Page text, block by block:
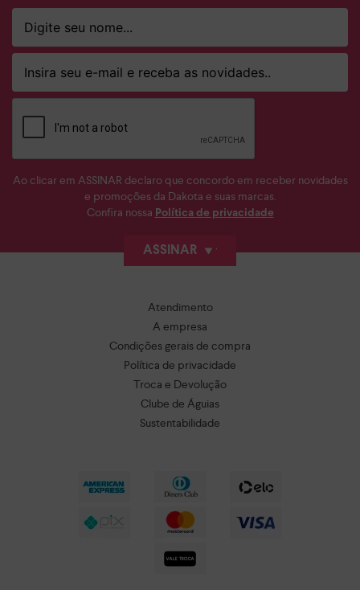
Ao clicar em ASSINAR declaro que concordo em receber novidades
e promoções da Dakota e suas marcas.
Confira nossa Política de privacidade
ASSINAR
Atendimento
A empresa
Condições gerais de compra
Política de privacidade
Troca e Devolução
Clube de Águias
Sustentabilidade